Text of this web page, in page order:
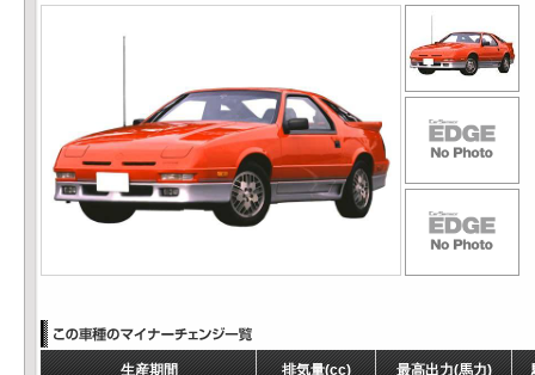
生産期間 排気量(cc) 最高出力(馬力)